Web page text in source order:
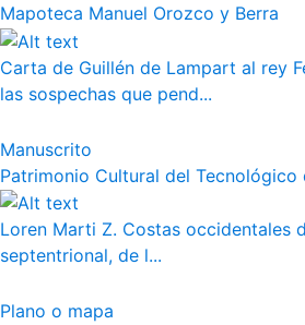
Mapoteca Manuel Orozco y Berra
Carta de Guillén de Lampart al rey
las sospechas que pend...
Manuscrito
Patrimonio Cultural del Tecnológico
Loren Marti Z. Costas occidentales
septentrional, de l...
Plano o mapa